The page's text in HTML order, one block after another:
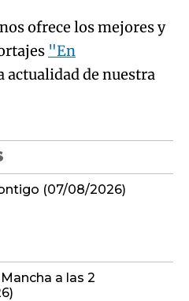
nos ofrece los mejores y
"En
actualidad de nuestra
(07/08/2026)
a las 2